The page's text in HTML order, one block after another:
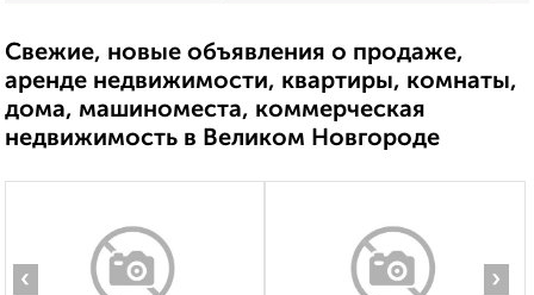
Свежие, новые объявления о продаже,
аренде недвижимости, квартиры, комнаты,
дома, машиноместа, коммерческая
недвижимость в Великом Новгороде
‹ ›